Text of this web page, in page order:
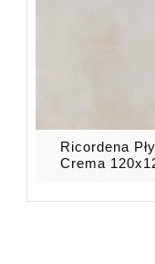
Ricordena
Crema